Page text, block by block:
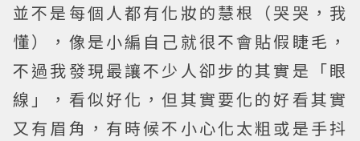
並不是每個人都有化妝的慧根（哭哭，我
懂），像是小編自己就很不會貼假睫毛，
不過我發現最讓不少人卻步的其實是「眼
線」，看似好化，但其實要化的好看其實
又有眉角，有時候不小心化太粗或是手抖